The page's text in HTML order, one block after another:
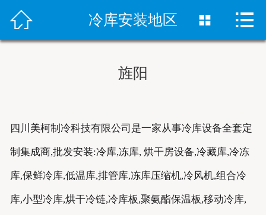
首页
新闻资讯
关于我们
 冷库安装地区  
旌阳
四川美柯制冷科技有限公司是一家从事冷库设备全套定
制集成商,批发安装:冷库,冻库, 烘干房设备,冷藏库,冷冻
库,保鲜冷库,低温库,排管库,冻库压缩机,冷风机,组合冷
库,小型冷库,烘干冷链,冷库板,聚氨酯保温板,移动冷库,